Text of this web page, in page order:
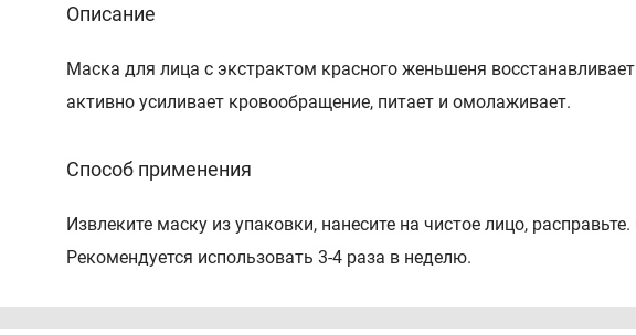
Описание
Маска для лица с экстрактом красного женьшеня
активно усиливает кровообращение, питает и омолаживает.
Способ применения
Извлеките маску из упаковки, нанесите на чистое лицо,
Рекомендуется использовать 3-4 раза в неделю.